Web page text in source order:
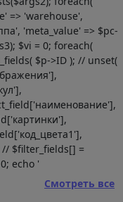
=> 'warehouse',
'meta_value' => $pc-
$vi = 0; foreach(
$p->ID ); // unset(
$filter_fields[] =
echo '
Смотреть все